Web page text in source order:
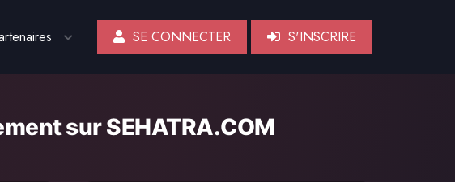
SE CONNECTER S'INSCRIRE
sur SEHATRA.COM